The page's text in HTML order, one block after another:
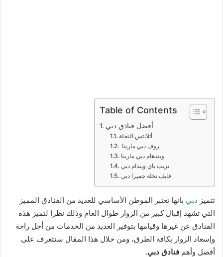
Table of Contents
أفضل فنادق دبي
أتلانتس النخلة
روف دبي مارينا
تريب باي ويندام دبي
تتميز دبي بانها تعتبر الموطن الأساسي للعديد من الفنادق المميز
التي تشهد إقبال كبير من الزوار طوال العام وذلك نظرا لتميز هذه
الفنادق عن غيرها وقيامها بتوفير العديد من الخدمات من أجل راحة
وإسعاد الزوار بكافة الطرق، ومن خلال هذا المقال سنتعرف على
أفضل وأهم فنادق دبي.